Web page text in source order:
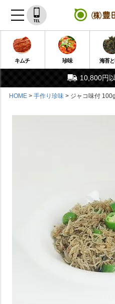
キムチ 珍味 海苔
10,800円
HOME 手作り珍味 ジャコ味付 100g